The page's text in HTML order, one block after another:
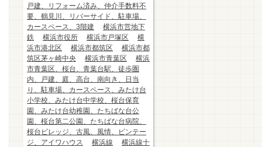
戸建、リフォーム済み、仲介手数料不
要、鶴見川、リバーサイド、駐車場、
カースペース、3階建
横浜市営地下
鉄
横浜市役所 横浜市戸塚区
横
浜市港北区
横浜市都筑区
横浜市都
筑区茅ヶ崎中央
横浜市青葉区
横浜
市青葉区、桜台、青葉台駅、徒歩圏
内、戸建、庭、高台、南向き、日当
り、駐車場、カースペース、みたけ台
小学校、みたけ台中学校、桜台保育
園、みたけ台幼稚園、たちばな台公
園、桜台第二公園、たちばな台病院、
桜台ビレッジ、古風、風情、ビンテー
ジ、アイワハウス
横浜線
横浜線十